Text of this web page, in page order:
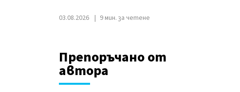
03.08.2026 9 мин. за четене
Препоръчано от
автора